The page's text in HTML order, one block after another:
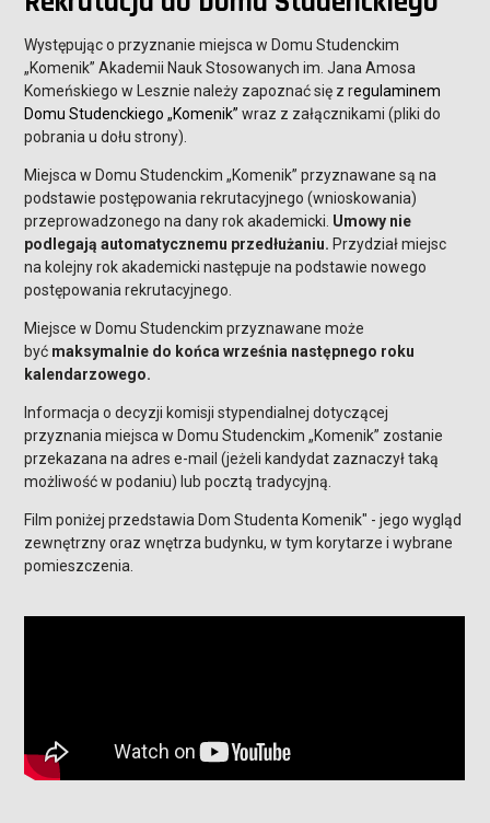
Występując o przyznanie miejsca w Domu Studenckim
„Komenik” Akademii Nauk Stosowanych im. Jana Amosa
Komeńskiego w Lesznie należy zapoznać się z regulaminem
Domu Studenckiego „Komenik” wraz z załącznikami (pliki do
pobrania u dołu strony).
Miejsca w Domu Studenckim „Komenik” przyznawane są na
podstawie postępowania rekrutacyjnego (wnioskowania)
przeprowadzonego na dany rok akademicki. Umowy nie
podlegają automatycznemu przedłużaniu. Przydział miejsc
na kolejny rok akademicki następuje na podstawie nowego
postępowania rekrutacyjnego.
Miejsce w Domu Studenckim przyznawane może
być maksymalnie do końca września następnego roku
kalendarzowego.
Informacja o decyzji komisji stypendialnej dotyczącej
przyznania miejsca w Domu Studenckim „Komenik” zostanie
przekazana na adres e-mail (jeżeli kandydat zaznaczył taką
możliwość w podaniu) lub pocztą tradycyjną.
Film poniżej przedstawia Dom Studenta Komenik" - jego wygląd
zewnętrzny oraz wnętrza budynku, w tym korytarze i wybrane
pomieszczenia.